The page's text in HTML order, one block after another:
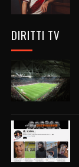
DIRITTI TV